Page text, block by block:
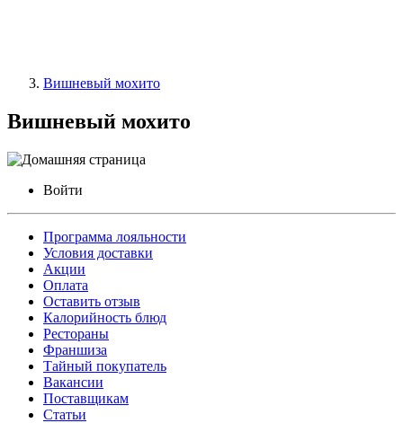
Вишневый мохито
Вишневый мохито
Войти
Программа лояльности
Условия доставки
Акции
Оплата
Оставить отзыв
Калорийность блюд
Рестораны
Франшиза
Тайный покупатель
Вакансии
Поставщикам
Статьи